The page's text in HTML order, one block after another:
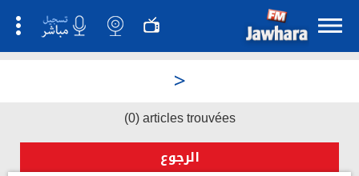
>
(0) articles trouvées
الرجوع